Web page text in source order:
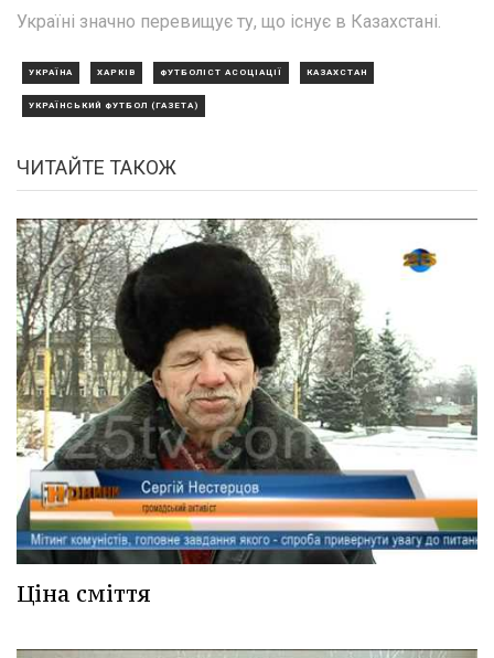
Україні значно перевищує ту, що існує в Казахстані.
УКРАЇНА ХАРКІВ ФУТБОЛІСТ АСОЦІАЦІЇ КАЗАХСТАН
УКРАЇНСЬКИЙ ФУТБОЛ (ГАЗЕТА)
ЧИТАЙТЕ ТАКОЖ
Ціна сміття